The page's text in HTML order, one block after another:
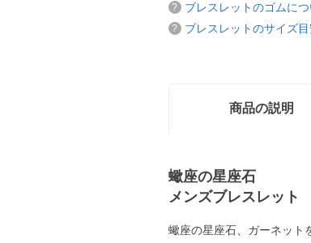
ブレスレットのゴムに
ブレスレットのサイズ
商品の説明
蠍座の星座石
メンズブレスレット
蠍座の星座石、ガーネット